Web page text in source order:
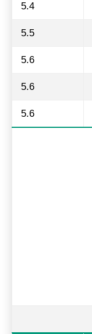
5.4
5.5
5.6
5.6
5.6